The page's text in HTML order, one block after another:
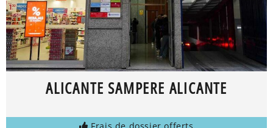
ALICANTE SAMPERE ALICANTE